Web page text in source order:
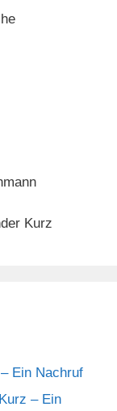
Kurz
Ein Nachruf
– Ein